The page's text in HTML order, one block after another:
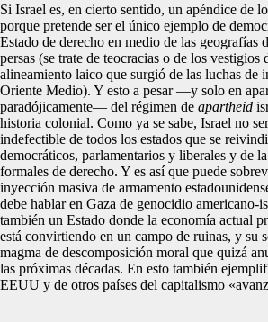
Si Israel es, en cierto sentido, un apéndice de
porque pretende ser el único ejemplo de
Estado de derecho en medio de las geografías
persas (se trate de teocracias o de los vestigios
alineamiento laico que surgió de las luchas de
Oriente Medio). Y esto a pesar —y solo en
paradójicamente— del régimen de apartheid
historia colonial. Como ya se sabe, Israel no
indefectible de todos los estados que se
democráticos, parlamentarios y liberales y de
formales de derecho. Y es así que puede
inyección masiva de armamento
debe hablar en Gaza de genocidio americano-
también un Estado donde la economía actual
está convirtiendo en un campo de ruinas, y su
magma de descomposición moral que quizá
las próximas décadas. En esto también
EEUU y de otros países del capitalismo